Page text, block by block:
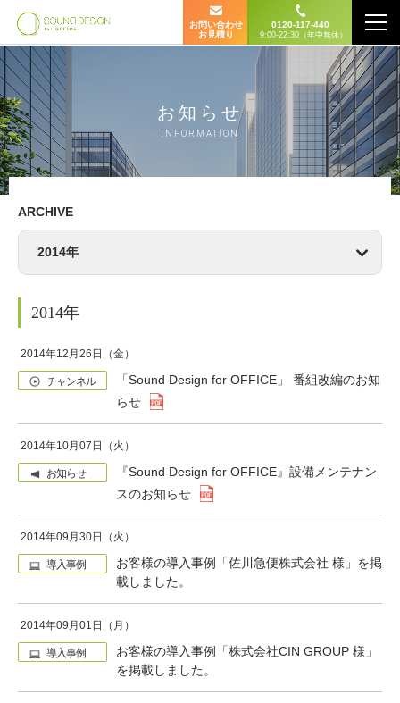
お問い合わせ
お見積り
0120-117-440
9:00-22:30（年中無休）
お知らせ
INFORMATION
ARCHIVE
2014年
2014年
2014年12月26日（金）
チャンネル
「Sound Design for OFFICE」 番組改編のお知
らせ
2014年10月07日（火）
お知らせ
『Sound Design for OFFICE』設備メンテナン
スのお知らせ
2014年09月30日（火）
導入事例
お客様の導入事例「佐川急便株式会社 様」を掲
載しました。
2014年09月01日（月）
導入事例
お客様の導入事例「株式会社CIN GROUP 様」
を掲載しました。